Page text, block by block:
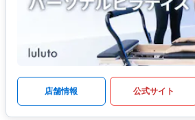
店舗情報 公式サイト